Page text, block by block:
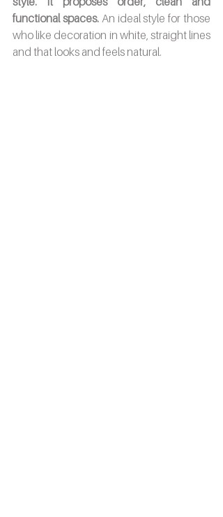
functional spaces. An ideal style for those
who like decoration in white, straight lines
and that looks and feels natural.